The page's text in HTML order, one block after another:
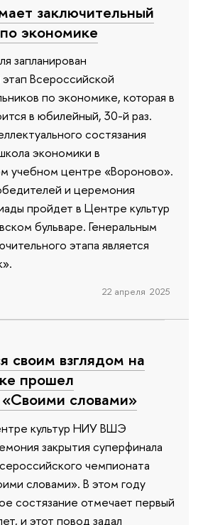
заключительный
экономике
запланирован
Всероссийской
по экономике, которая в
в юбилейный, 30-й раз.
состязания
экономики в
учебном центре «Вороново».
и церемония
пройдет в Центре культур
бульваре. Генеральным
этапа является
22 апреля 2025
своим взглядом на
прошел
словами»
культур НИУ ВШЭ
закрытия суперфинала
чемпионата
словами». В этом году
состязание отмечает первый
и этот повод задал